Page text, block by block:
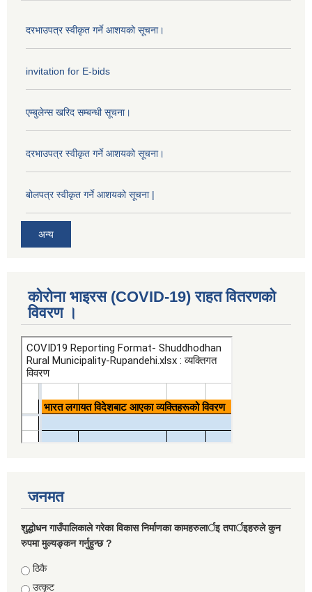
दरभाउपत्र स्वीकृत गर्ने आशयको सूचना।
invitation for E-bids
एम्बुलेन्स खरिद सम्बन्धी सूचना।
दरभाउपत्र स्वीकृत गर्ने आशयको सूचना।
बोलपत्र स्वीकृत गर्ने आशयको सूचना |
अन्य
कोरोना भाइरस (COVID-19) राहत वितरणको
विवरण ।
जनमत
शुद्धोधन गाउँपालिकाले गरेका विकास निर्माणका कामहरुलार्इ तपार्इहरुले कुन
रुपमा मुल्यङ्कन गर्नुहुन्छ ?
Choices
ठिकै
उत्कृट